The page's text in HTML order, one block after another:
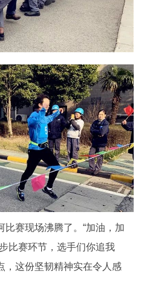
比赛现场沸腾了。“加油，加
比赛环节，选手们你追我
，这份坚韧精神实在令人感